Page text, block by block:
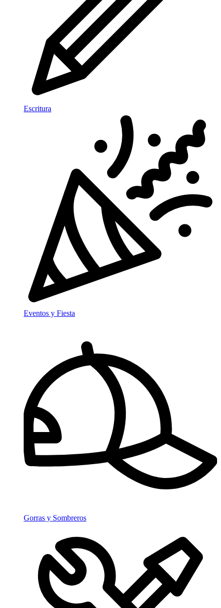
Escritura
Eventos y Fiesta
Gorras y Sombreros